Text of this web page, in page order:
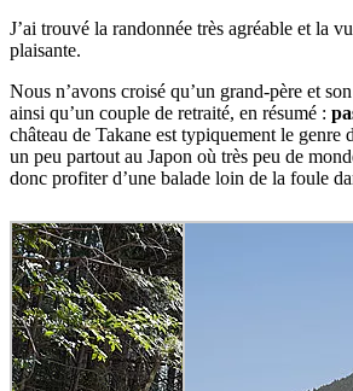
J’ai trouvé la randonnée très agréable et la
plaisante.
Nous n’avons croisé qu’un grand-père et
ainsi qu’un couple de retraité, en résumé :
château de Takane est typiquement le genre
un peu partout au Japon où très peu de
donc profiter d’une balade loin de la foule